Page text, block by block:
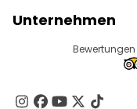
Anbieter-Anmeldung
Affiliate-Programm
Unternehmen
Reiseziele
Kontakt